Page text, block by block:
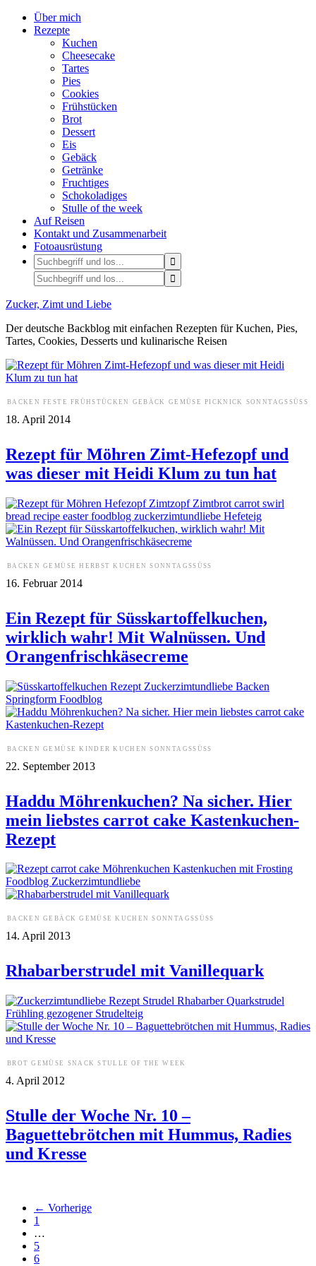
Über mich
Rezepte
Kuchen
Cheesecake
Tartes
Pies
Cookies
Frühstücken
Brot
Dessert
Eis
Gebäck
Getränke
Fruchtiges
Schokoladiges
Stulle of the week
Auf Reisen
Kontakt und Zusammenarbeit
Fotoausrüstung
Zucker, Zimt und Liebe
Der deutsche Backblog mit einfachen Rezepten für Kuchen, Pies,
Tartes, Cookies, Desserts und kulinarische Reisen
BACKEN FESTE FRÜHSTÜCKEN GEBÄCK GEMÜSE PICKNICK SONNTAGSSÜSS
18. April 2014
Rezept für Möhren Zimt-Hefezopf und
was dieser mit Heidi Klum zu tun hat
BACKEN GEMÜSE HERBST KUCHEN SONNTAGSSÜSS
16. Februar 2014
Ein Rezept für Süsskartoffelkuchen,
wirklich wahr! Mit Walnüssen. Und
Orangenfrischkäsecreme
BACKEN GEMÜSE KINDER KUCHEN SONNTAGSSÜSS
22. September 2013
Haddu Möhrenkuchen? Na sicher. Hier
mein liebstes carrot cake Kastenkuchen-
Rezept
BACKEN GEBÄCK GEMÜSE KUCHEN SONNTAGSSÜSS
14. April 2013
Rhabarberstrudel mit Vanillequark
BROT GEMÜSE SNACK STULLE OF THE WEEK
4. April 2012
Stulle der Woche Nr. 10 –
Baguettebrötchen mit Hummus, Radies
und Kresse
← Vorherige
1
…
5
6